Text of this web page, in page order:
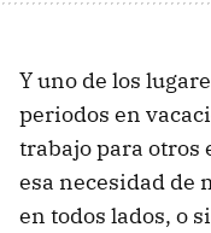
Y uno de los
periodos en
trabajo para otros
esa necesidad de
en todos lados, o